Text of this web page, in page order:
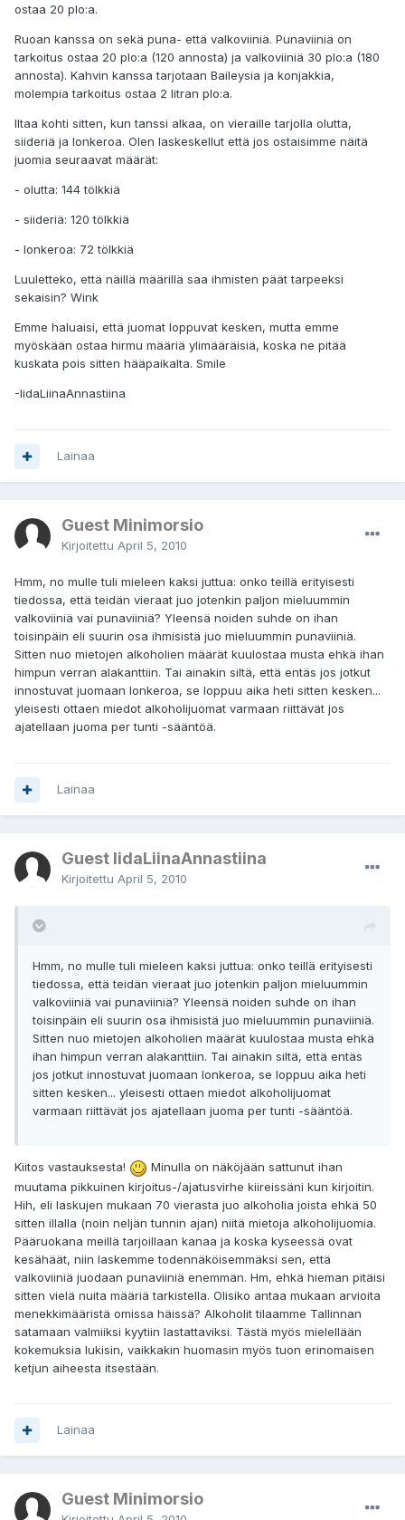
ostaa 20 plo:a.
Ruoan kanssa on sekä puna- että valkoviiniä. Punaviiniä on
tarkoitus ostaa 20 plo:a (120 annosta) ja valkoviiniä 30 plo:a (180
annosta). Kahvin kanssa tarjotaan Baileysia ja konjakkia,
molempia tarkoitus ostaa 2 litran plo:a.
Iltaa kohti sitten, kun tanssi alkaa, on vieraille tarjolla olutta,
siideriä ja lonkeroa. Olen laskeskellut että jos ostaisimme näitä
juomia seuraavat määrät:
- olutta: 144 tölkkiä
- siideriä: 120 tölkkiä
- lonkeroa: 72 tölkkiä
Luuletteko, että näillä määrillä saa ihmisten päät tarpeeksi
sekaisin? Wink
Emme haluaisi, että juomat loppuvat kesken, mutta emme
myöskään ostaa hirmu määriä ylimääräisiä, koska ne pitää
kuskata pois sitten hääpaikalta. Smile
-IidaLiinaAnnastiina
Lainaa
Guest Minimorsio
Kirjoitettu April 5, 2010
Hmm, no mulle tuli mieleen kaksi juttua: onko teillä erityisesti
tiedossa, että teidän vieraat juo jotenkin paljon mieluummin
valkoviiniä vai punaviiniä? Yleensä noiden suhde on ihan
toisinpäin eli suurin osa ihmisistä juo mieluummin punaviiniä.
Sitten nuo mietojen alkoholien määrät kuulostaa musta ehkä ihan
himpun verran alakanttiin. Tai ainakin siltä, että entäs jos jotkut
innostuvat juomaan lonkeroa, se loppuu aika heti sitten kesken...
yleisesti ottaen miedot alkoholijuomat varmaan riittävät jos
ajatellaan juoma per tunti -sääntöä.
Lainaa
Guest IidaLiinaAnnastiina
Kirjoitettu April 5, 2010
Hmm, no mulle tuli mieleen kaksi juttua: onko teillä erityisesti
tiedossa, että teidän vieraat juo jotenkin paljon mieluummin
valkoviiniä vai punaviiniä? Yleensä noiden suhde on ihan
toisinpäin eli suurin osa ihmisistä juo mieluummin punaviiniä.
Sitten nuo mietojen alkoholien määrät kuulostaa musta ehkä
ihan himpun verran alakanttiin. Tai ainakin siltä, että entäs
jos jotkut innostuvat juomaan lonkeroa, se loppuu aika heti
sitten kesken... yleisesti ottaen miedot alkoholijuomat
varmaan riittävät jos ajatellaan juoma per tunti -sääntöä.
Kiitos vastauksesta!
Minulla on näköjään sattunut ihan
muutama pikkuinen kirjoitus-/ajatusvirhe kiireissäni kun kirjoitin.
Hih, eli laskujen mukaan 70 vierasta juo alkoholia joista ehkä 50
sitten illalla (noin neljän tunnin ajan) niitä mietoja alkoholijuomia.
Pääruokana meillä tarjoillaan kanaa ja koska kyseessä ovat
kesähäät, niin laskemme todennäköisemmäksi sen, että
valkoviiniä juodaan punaviiniä enemmän. Hm, ehkä hieman pitäisi
sitten vielä nuita määriä tarkistella. Olisiko antaa mukaan arvioita
menekkimääristä omissa häissä? Alkoholit tilaamme Tallinnan
satamaan valmiiksi kyytiin lastattaviksi. Tästä myös mielellään
kokemuksia lukisin, vaikkakin huomasin myös tuon erinomaisen
ketjun aiheesta itsestään.
Lainaa
Guest Minimorsio